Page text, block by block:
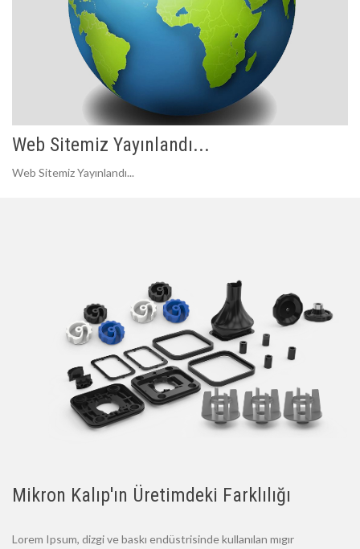
Web Sitemiz Yayınlandı...
Web Sitemiz Yayınlandı...
Mikron Kalıp'ın Üretimdeki Farklılığı
Lorem Ipsum, dizgi ve baskı endüstrisinde kullanılan mıgır